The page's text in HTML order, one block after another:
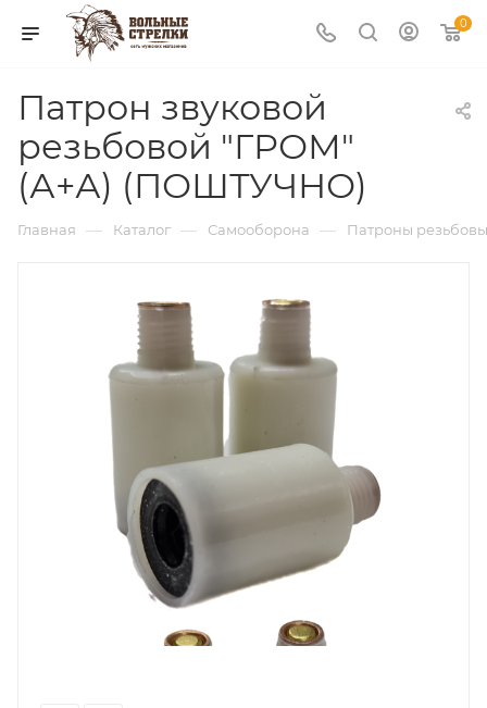
0
Патрон звуковой
резьбовой "ГРОМ"
(А+А) (ПОШТУЧНО)
Главная — Каталог — Самооборона — Патроны